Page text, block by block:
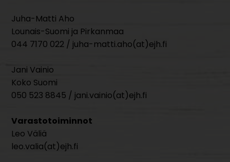
Juha-Matti Aho
Lounais-Suomi ja Pirkanmaa
044 7170 022 / juha-matti.aho(at)ejh.fi
Jani Vainio
Koko Suomi
050 523 8845 / jani.vainio(at)ejh.fi
Varastotoiminnot
Leo Väliä
leo.valia(at)ejh.fi